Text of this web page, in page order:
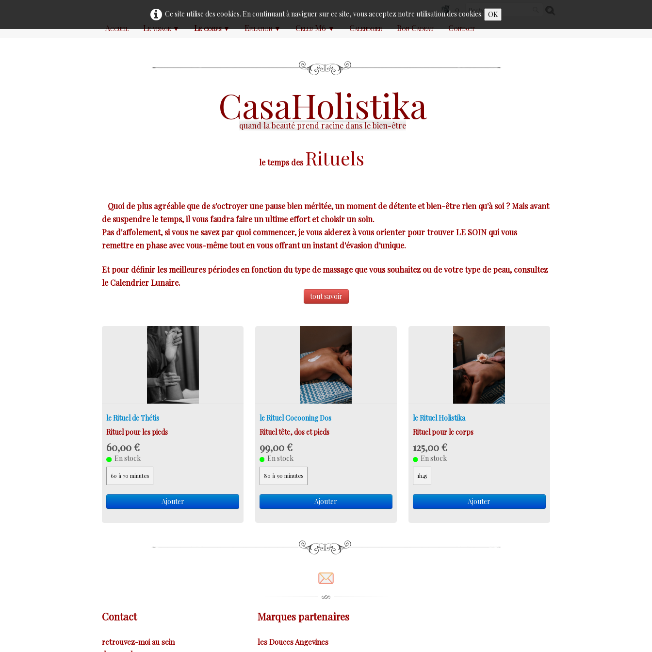
Ce site utilise des cookies. En continuant à naviguer sur ce site, vous acceptez notre utilisation des cookies. OK
0
Accueil Le visage▼ Le corps▼ Epilation▼ Cellu M6▼ Calendrier Bon Cadeau Contact
CasaHolistika
quand la beauté prend racine dans le bien-être
le temps des Rituels
Quoi de plus agréable que de s'octroyer une pause bien méritée, un moment de détente et bien-être rien qu'à soi ? Mais avant
de suspendre le temps, il vous faudrafaire un ultime effort et choisir un soin.
Pas d'affolement, si vous ne savez par quoi commencer, je vous aiderez à vous orienter pour trouver LE SOIN qui vous
remettre en phase avec vous-même tout en vous offrant un instant d'évasion d'unique.
Et pour définir les meilleures périodes en fonction du type de massage que vous souhaitez ou de votre type de peau, consultez
le Calendrier Lunaire.
tout savoir
​le Rituel de Thétis
Rituel pour les pieds
60,00 €
En stock
60 à 70 minutes
Ajouter
le Rituel Cocooning Dos
Rituel tête, dos et pieds
99,00 €
En stock
80 à 90 minutes
Ajouter
le Rituel Holistika
Rituel pour le corps
125,00 €
En stock
1h45
Ajouter
Contact
retrouvez-moi au sein
Marques partenaires
les Douces Angevines